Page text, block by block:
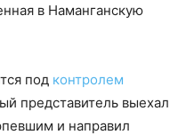
в Наманганскую
под контролем
представитель выехал
и направил